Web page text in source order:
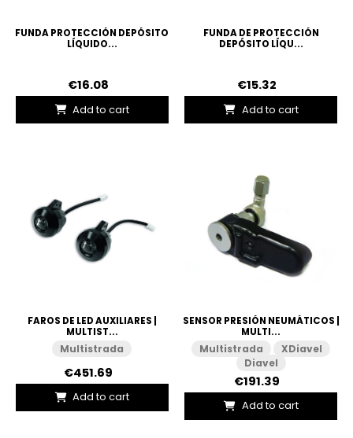
FUNDA PROTECCIÓN DEPÓSITO
LÍQUIDO...
€16.08
Add to cart
FUNDA DE PROTECCIÓN
DEPÓSITO LÍQU...
€15.32
Add to cart
FAROS DE LED AUXILIARES |
MULTIST...
Multistrada
€451.69
Add to cart
SENSOR PRESIÓN NEUMÁTICOS |
MULTI...
Multistrada
XDiavel
Diavel
€191.39
Add to cart